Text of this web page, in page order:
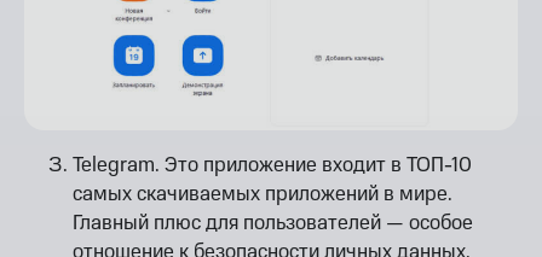
Telegram. Это приложение входит в ТОП-10
самых скачиваемых приложений в мире.
Главный плюс для пользователей — особое